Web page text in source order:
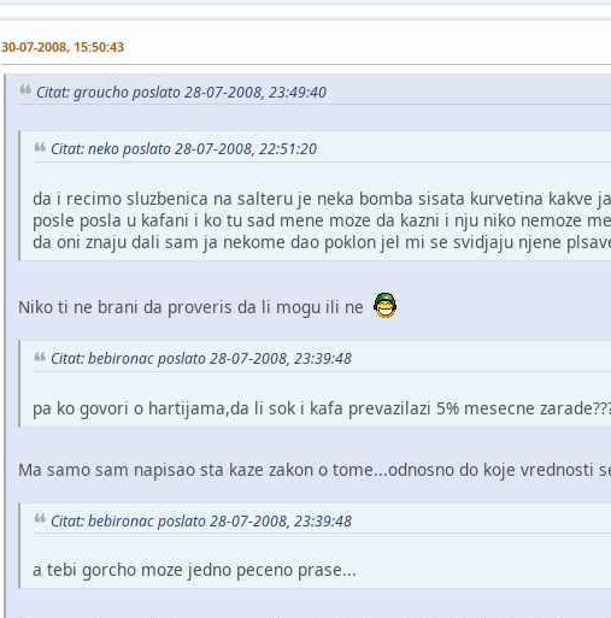
30-07-2008, 15:50:43
Citat: groucho poslato 28-07-2008, 23:49:40
Citat: neko poslato 28-07-2008, 22:51:20
da i recimo sluzbenica na salteru je neka bomba sisata kurvetina
posle posla u kafani i ko tu sad mene moze da kazni i nju niko nemoze
da oni znaju dali sam ja nekome dao poklon jel mi se svidjaju njene
Niko ti ne brani da proveris da li mogu ili ne
Citat: bebironac poslato 28-07-2008, 23:39:48
pa ko govori o hartijama,da li sok i kafa prevazilazi 5% mesecne
Ma samo sam napisao sta kaze zakon o tome...odnosno do koje vrednosti
Citat: bebironac poslato 28-07-2008, 23:39:48
a tebi gorcho moze jedno peceno prase...